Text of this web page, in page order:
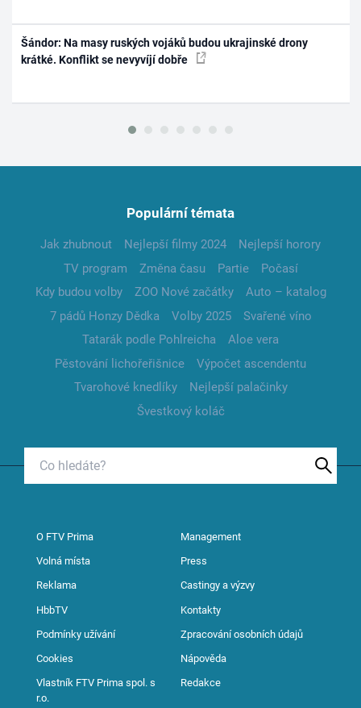
Šándor: Na masy ruských vojáků budou ukrajinské drony
krátké. Konflikt se nevyvíjí dobře
Populární témata
Jak zhubnout Nejlepší filmy 2024
Nejlepší horory
TV program
Změna času Partie
Počasí
Kdy budou volby
ZOO Nové začátky
Auto – katalog
7 pádů Honzy Dědka
Volby 2025
Svařené víno
Tatarák podle Pohlreicha
Aloe vera
Pěstování lichořeřišnice
Výpočet ascendentu
Tvarohové knedlíky
Nejlepší palačinky
Švestkový koláč
O FTV Prima Management
Volná místa Press
Reklama Castingy a výzvy
HbbTV Kontakty
Podmínky užívání Zpracování osobních údajů
Cookies Nápověda
Vlastník FTV Prima spol. s
r.o.
Redakce